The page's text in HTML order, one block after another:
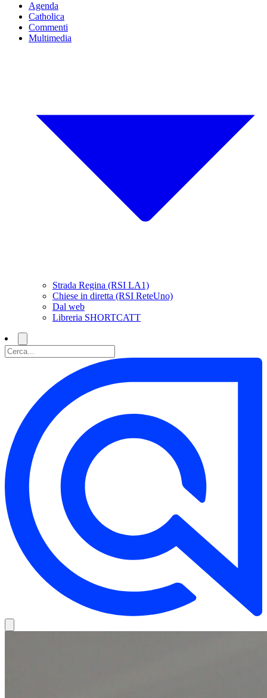
Agenda
Catholica
Commenti
Multimedia
Strada Regina (RSI LA1)
Chiese in diretta (RSI ReteUno)
Dal web
Libreria SHORTCATT